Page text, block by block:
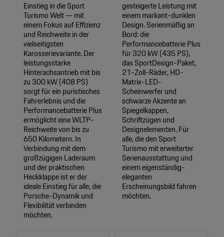
Einstieg in die Sport
Turismo Welt — mit
einem Fokus auf Effizienz
und Reichweite in der
vielseitigsten
Karosserievariante. Der
leistungsstarke
Hinterachsantrieb mit bis
zu 300 kW (408 PS)
sorgt für ein puristisches
Fahrerlebnis und die
Performancebatterie Plus
ermöglicht eine WLTP-
Reichweite von bis zu
650 Kilometern. In
Verbindung mit dem
großzügigen Laderaum
und der praktischen
Heckklappe ist er der
ideale Einstieg für alle, die
Porsche-Dynamik und
Flexibilität verbinden
möchten.
gesteigerte Leistung mit
einem markant-dunklen
Design. Serienmäßig an
Bord: die
Performancebatterie Plus
für 320 kW (435 PS),
das SportDesign-Paket,
21-Zoll-Räder, HD-
Matrix-LED-
Scheinwerfer und
schwarze Akzente an
Spiegelkappen,
Schriftzügen und
Designelementen. Für
alle, die den Sport
Turismo mit erweiterter
Serienausstattung und
einem eigenständig-
eleganten
Erscheinungsbild fahren
möchten.